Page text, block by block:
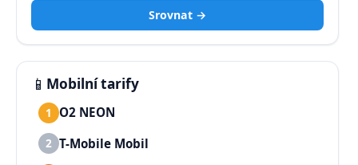
Srovnat →
📱 Mobilní tarify
1 O2 NEON
2 T-Mobile Mobil